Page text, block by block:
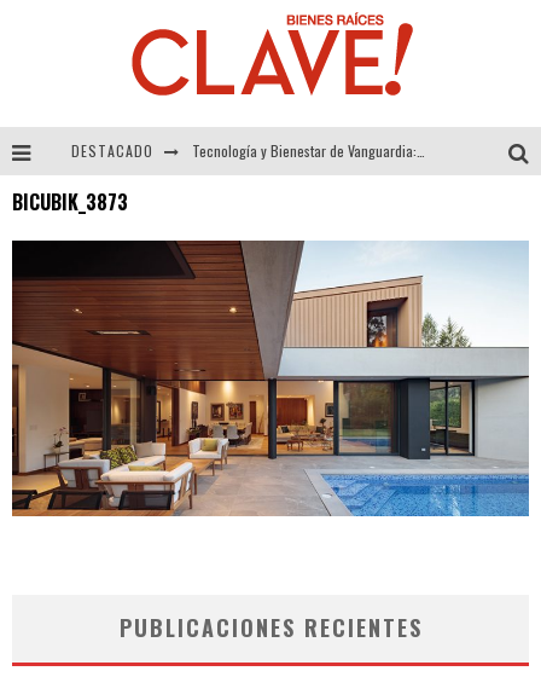
DESTACADO
Alexandra Bedoya – La Constancia detrás de La Paletería
BICUBIK_3873
PUBLICACIONES RECIENTES